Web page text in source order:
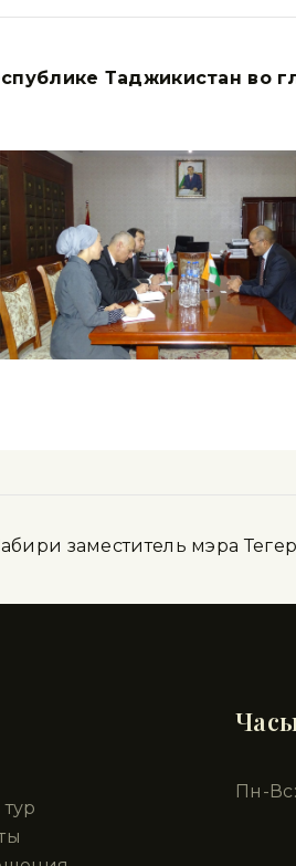
Таджикистан во
заместитель мэра
Пн-